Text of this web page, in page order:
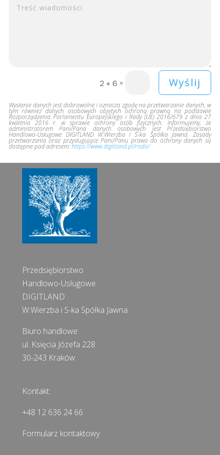
2 + 6 = Wyślij
Wysłanie danych jest dobrowolne i oznacza zgodę na przetwarzanie danych, w
tym również danych osobowych objętych ochroną prawną na podstawie
Rozporządzenia Parlamentu Europejskiego i Rady (UE) 2016/679 z dnia 27
kwietnia 2016 r. w sprawie ochrony osób fizycznych. Informujemy, że
administratorem Pani/Pana danych osobowych jest Przedsiębiorstwo
Handlowo-Usługowe DIGITLAND W.Wierzba i S-ka Spółka Jawna. Zasady
przetwarzania oraz przysługujące Pani/Panu prawa do ochrony danych są
dostępne pod adresem:https://www.digitland.pl/rodo/
Przedsiębiorstwo
Handlowo-Usługowe
DIGITLAND
W.Wierzba i S-ka Spółka Jawna
Biuro handlowe:
ul. Księcia Józefa 228
30-243 Kraków
Kontakt:
+48 12 636 24 66
Formularz kontaktowy